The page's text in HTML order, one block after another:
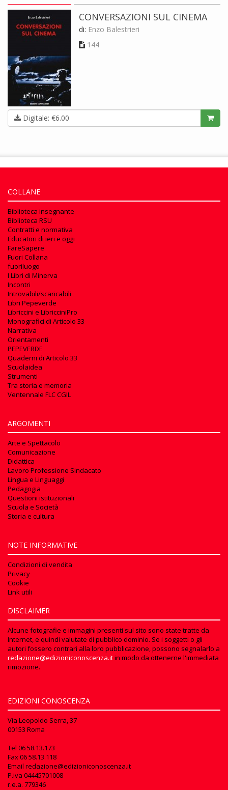
CONVERSAZIONI SUL CINEMA
di: Enzo Balestrieri
144
Digitale: €6.00
COLLANE
Biblioteca insegnante
Biblioteca RSU
Contratti e normativa
Educatori di ieri e oggi
FareSapere
Fuori Collana
fuoriluogo
I Libri di Minerva
Incontri
Introvabili/scaricabili
Libri Pepeverde
Libriccini e LibricciniPro
Monografici di Articolo 33
Narrativa
Orientamenti
PEPEVERDE
Quaderni di Articolo 33
Scuolaidea
Strumenti
Tra storia e memoria
Ventennale FLC CGIL
ARGOMENTI
Arte e Spettacolo
Comunicazione
Didattica
Lavoro Professione Sindacato
Lingua e Linguaggi
Pedagogia
Questioni istituzionali
Scuola e Società
Storia e cultura
NOTE INFORMATIVE
Condizioni di vendita
Privacy
Cookie
Link utili
DISCLAIMER
Alcune fotografie e immagini presenti sul sito sono state tratte da
Internet, e quindi valutate di pubblico dominio. Se i soggetti o gli
autori fossero contrari alla loro pubblicazione, possono segnalarlo a
redazione@edizioniconoscenza.itin modo da ottenerne l'immediata
rimozione.
EDIZIONI CONOSCENZA
Via Leopoldo Serra, 37
00153 Roma
Tel 06 58.13.173
Fax06 58.13.118
Email redazione@edizioniconoscenza.it
P.iva 04445701008
r.e.a. 779346